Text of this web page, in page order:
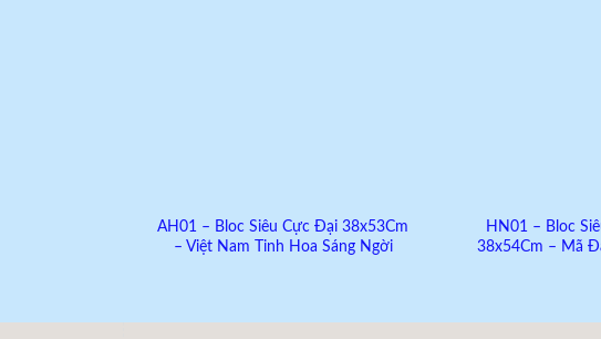
AH01 – Bloc Siêu Cực Đại 38x53Cm
– Việt Nam Tinh Hoa Sáng Ngời
HN01 – Bloc
38x54Cm – Mã